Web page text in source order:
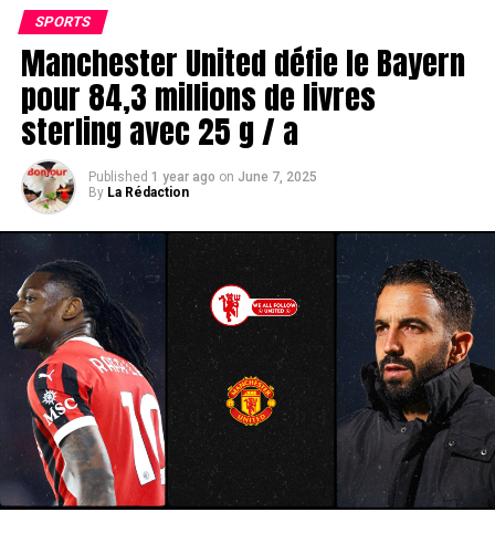
échoué, mais l’attaquant de Brentford reste une cible
clé pour Amorim.
MBEUMO a accumulé 20 buts en Premier League pour
Brentford la saison dernière et semble être la prochaine
priorité de transfert de United.
SPORTS
Manchester United défie le Bayern
pour 84,3 millions de livres
sterling avec 25 g / a
Published 1 year ago on June 7, 2025
By La Rédaction